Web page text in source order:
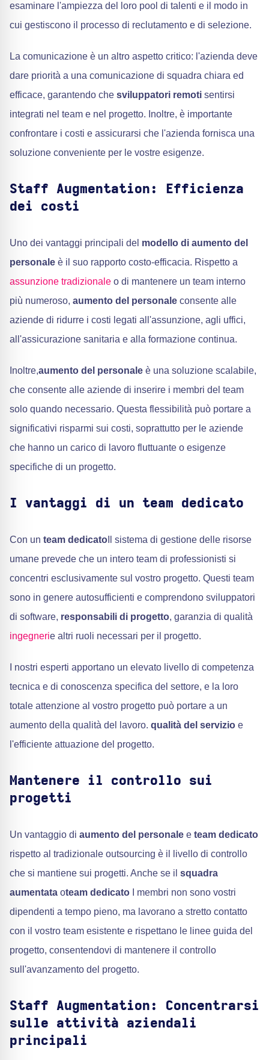
esaminare l'ampiezza del loro pool di talenti e il modo in
cui gestiscono il processo di reclutamento e di selezione.
La comunicazione è un altro aspetto critico: l'azienda deve
dare priorità a una comunicazione di squadra chiara ed
efficace, garantendo che sviluppatori remoti sentirsi
integrati nel team e nel progetto. Inoltre, è importante
confrontare i costi e assicurarsi che l'azienda fornisca una
soluzione conveniente per le vostre esigenze.
Staff Augmentation: Efficienza
dei costi
Uno dei vantaggi principali del modello di aumento del
personale è il suo rapporto costo-efficacia. Rispetto a
assunzione tradizionale o di mantenere un team interno
più numeroso, aumento del personale consente alle
aziende di ridurre i costi legati all'assunzione, agli uffici,
all'assicurazione sanitaria e alla formazione continua.
Inoltre,aumento del personale è una soluzione scalabile,
che consente alle aziende di inserire i membri del team
solo quando necessario. Questa flessibilità può portare a
significativi risparmi sui costi, soprattutto per le aziende
che hanno un carico di lavoro fluttuante o esigenze
specifiche di un progetto.
I vantaggi di un team dedicato
Con un team dedicato Il sistema di gestione delle risorse
umane prevede che un intero team di professionisti si
concentri esclusivamente sul vostro progetto. Questi team
sono in genere autosufficienti e comprendono sviluppatori
di software, responsabili di progetto, garanzia di qualità
ingegnerie altri ruoli necessari per il progetto.
I nostri esperti apportano un elevato livello di competenza
tecnica e di conoscenza specifica del settore, e la loro
totale attenzione al vostro progetto può portare a un
aumento della qualità del lavoro. qualità del servizio e
l'efficiente attuazione del progetto.
Mantenere il controllo sui
progetti
Un vantaggio di aumento del personale e team dedicato
rispetto al tradizionale outsourcing è il livello di controllo
che si mantiene sui progetti. Anche se il squadra
aumentata oteam dedicato I membri non sono vostri
dipendenti a tempo pieno, ma lavorano a stretto contatto
con il vostro team esistente e rispettano le linee guida del
progetto, consentendovi di mantenere il controllo
sull'avanzamento del progetto.
Staff Augmentation: Concentrarsi
sulle attività aziendali
principali